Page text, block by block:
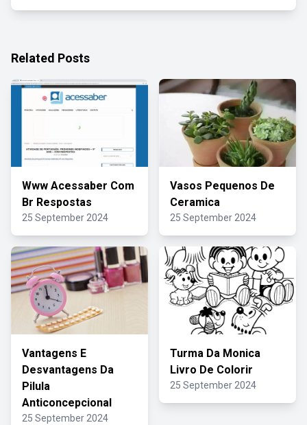
Related Posts
Www Acessaber Com
Br Respostas
25 September 2024
Vasos Pequenos De
Ceramica
25 September 2024
Vantagens E
Desvantagens Da
Pilula
Anticoncepcional
25 September 2024
Turma Da Monica
Livro De Colorir
25 September 2024